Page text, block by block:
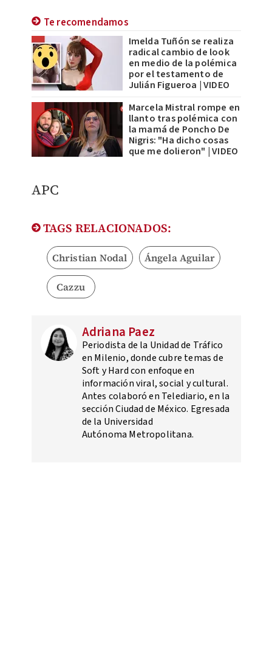
Te recomendamos
Imelda Tuñón se realiza
radical cambio de look
en medio de la polémica
por el testamento de
Julián Figueroa | VIDEO
Marcela Mistral rompe en
llanto tras polémica con
la mamá de Poncho De
Nigris: "Ha dicho cosas
que me dolieron" | VIDEO
APC
TAGS RELACIONADOS:
Christian Nodal Ángela Aguilar
Cazzu
Adriana Paez
Periodista de la Unidad de Tráfico
en Milenio, donde cubre temas de
Soft y Hard con enfoque en
información viral, social y cultural.
Antes colaboró en Telediario, en la
sección Ciudad de México. Egresada
de la Universidad
Autónoma Metropolitana.